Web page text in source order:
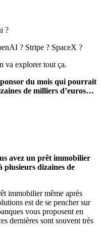
?
? Stripe ? SpaceX ?
va explorer tout ça.
du mois qui pourrait
de milliers d’euros…
avez un prêt immobilier
plusieurs dizaines de
immobilier même après
est de se pencher sur
vous proposent en
dernières sont souvent très